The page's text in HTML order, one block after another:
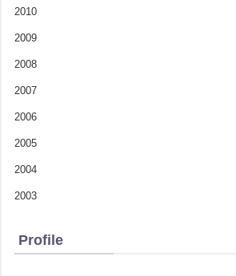
2010
2009
2008
2007
2006
2005
2004
2003
Profile